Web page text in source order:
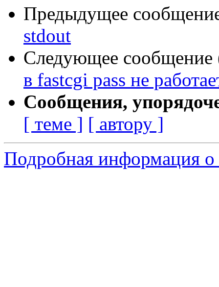
Предыдущее
stdout
Следующее сообщение
в fastcgi pass не
Сообщения,
[ теме ] [ автору ]
Подробная информация